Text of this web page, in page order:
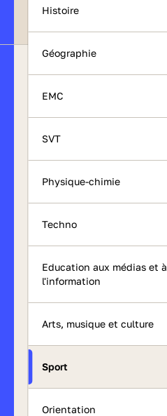
Histoire
Géographie
EMC
SVT
Physique-chimie
Techno
Education aux médias et à
l'information
Arts, musique et culture
Sport
Orientation